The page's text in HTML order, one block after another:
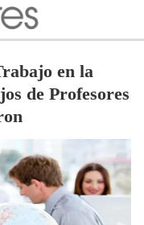
en la
de Profesores